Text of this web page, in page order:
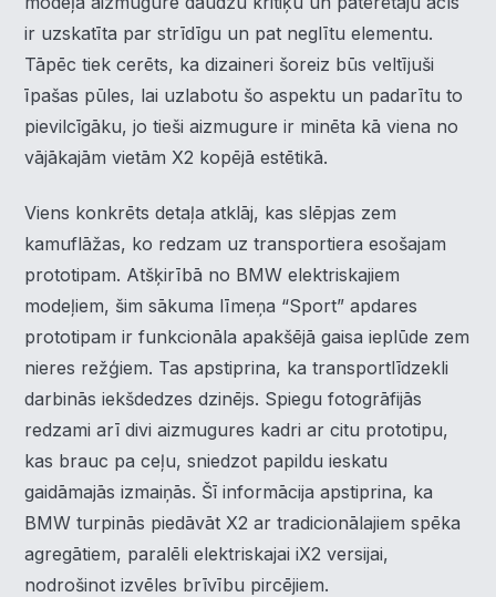
ir uzskatīta par strīdīgu un pat neglītu elementu.
Tāpēc tiek cerēts, ka dizaineri šoreiz būs veltījuši
īpašas pūles, lai uzlabotu šo aspektu un padarītu to
pievilcīgāku, jo tieši aizmugure ir minēta kā viena no
vājākajām vietām X2 kopējā estētikā.
Viens konkrēts detaļa atklāj, kas slēpjas zem
kamuflāžas, ko redzam uz transportiera esošajam
prototipam. Atšķirībā no BMW elektriskajiem
modeļiem, šim sākuma līmeņa “Sport” apdares
prototipam ir funkcionāla apakšējā gaisa ieplūde zem
nieres režģiem. Tas apstiprina, ka transportlīdzekli
darbinās iekšdedzes dzinējs. Spiegu fotogrāfijās
redzami arī divi aizmugures kadri ar citu prototipu,
kas brauc pa ceļu, sniedzot papildu ieskatu
gaidāmajās izmaiņās. Šī informācija apstiprina, ka
BMW turpinās piedāvāt X2 ar tradicionālajiem spēka
agregātiem, paralēli elektriskajai iX2 versijai,
nodrošinot izvēles brīvību pircējiem.
Piekrišanas preferences
Mēs izmantojam sīkdatnes, lai palīdzētu jums efektīvi
pārvietoties un veikt noteiktas funkcijas. Zemāk katras
piekrišanas kategorijā atradīsiet detalizētu informāciju par